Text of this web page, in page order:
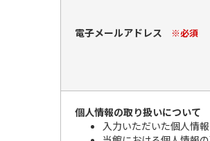
電子メールアドレス ※必須
個人情報の取り扱いについて
入力いただいた個人情